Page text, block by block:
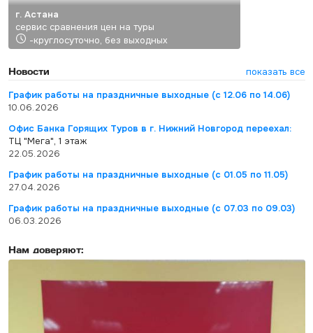
г. Астана
сервис сравнения цен на туры
-круглосуточно, без выходных
Новости
показать все
График работы на праздничные выходные (с 12.06 по 14.06)
10.06.2026
Офис Банка Горящих Туров в г. Нижний Новгород переехал:
ТЦ "Мега", 1 этаж
22.05.2026
График работы на праздничные выходные (с 01.05 по 11.05)
27.04.2026
График работы на праздничные выходные (с 07.03 по 09.03)
06.03.2026
Нам доверяют: